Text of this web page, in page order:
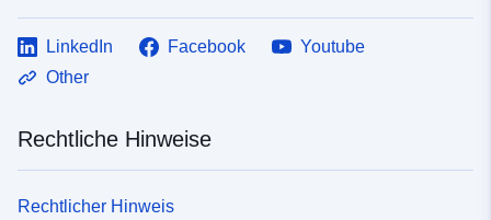
LinkedIn Facebook
Youtube
Other
Rechtliche Hinweise
Rechtlicher Hinweis